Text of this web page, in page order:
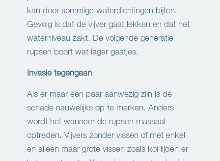
kan door sommige waterdichtingen bijten.
Gevolg is dat de vijver gaat lekken en dat het
waterniveau zakt. De volgende generatie
rupsen boort wat lager gaatjes.
Invasie tegengaan
Als er maar een paar aanwezig zijn is de
schade nauwelijks op te merken. Anders
wordt het wanneer de rupsen massaal
optreden. Vijvers zonder vissen of met enkel
en alleen maar grote vissen zoals koi lijden er